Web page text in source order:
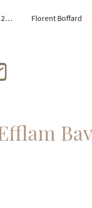
Concours Pierre Barbizet 2026 Florent Boffard